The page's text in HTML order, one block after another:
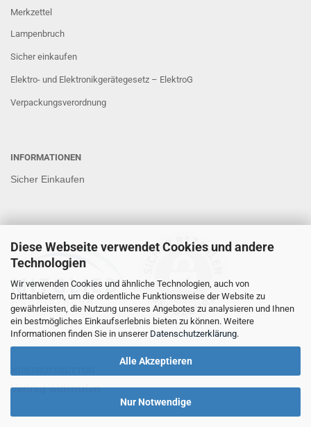
Diese Webseite verwendet Cookies und andere
Technologien
Wir verwenden Cookies und ähnliche Technologien, auch von
Drittanbietern, um die ordentliche Funktionsweise der Website zu
gewährleisten, die Nutzung unseres Angebotes zu analysieren und Ihnen
ein bestmögliches Einkaufserlebnis bieten zu können. Weitere
Informationen finden Sie in unserer Datenschutzerklärung.
Alle Akzeptieren
Nur Notwendige
Merkzettel
Lampenbruch
Sicher einkaufen
Elektro- und Elektronikgerätegesetz – ElektroG
Verpackungsverordnung
INFORMATIONEN
Sicher Einkaufen
Vertrag widerrufen